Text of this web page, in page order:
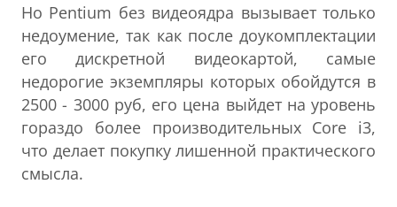
Но Pentium без видеоядра вызывает только
недоумение, так как после доукомплектации
его дискретной видеокартой, самые
недорогие экземпляры которых обойдутся в
2500 - 3000 руб, его цена выйдет на уровень
гораздо более производительных Core i3,
что делает покупку лишенной практического
смысла.